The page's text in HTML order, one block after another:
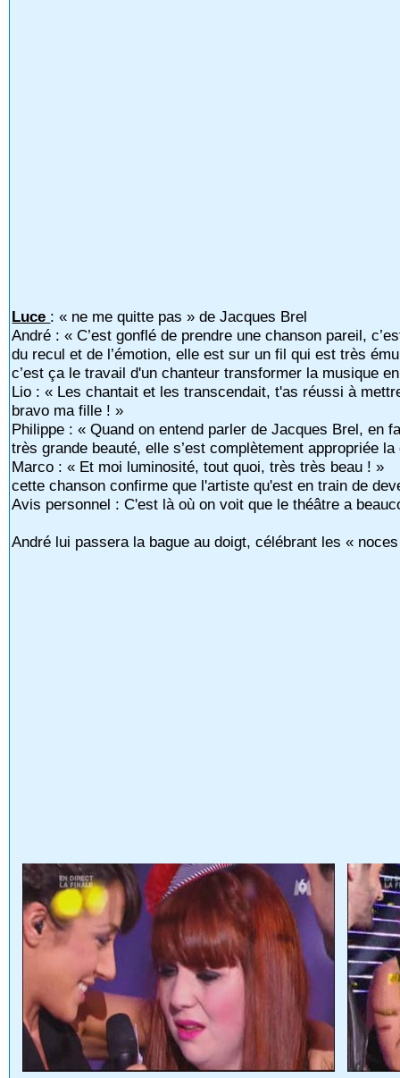
Luce : « ne me quitte pas » de Jacques Brel
André : « C’est gonflé de prendre une chanson pareil,
du recul et de l’émotion, elle est sur un fil qui est très
c’est ça le travail d'un chanteur transformer la musique
Lio : « Les chantait et les transcendait, t'as réussi à
bravo ma fille ! »
Philippe : « Quand on entend parler de Jacques Brel, en
très grande beauté, elle s’est complètement appropriée
Marco : « Et moi luminosité, tout quoi, très très beau ! »
cette chanson confirme que l'artiste qu'est en train de
Avis personnel : C'est là où on voit que le théâtre a
André lui passera la bague au doigt, célébrant les «